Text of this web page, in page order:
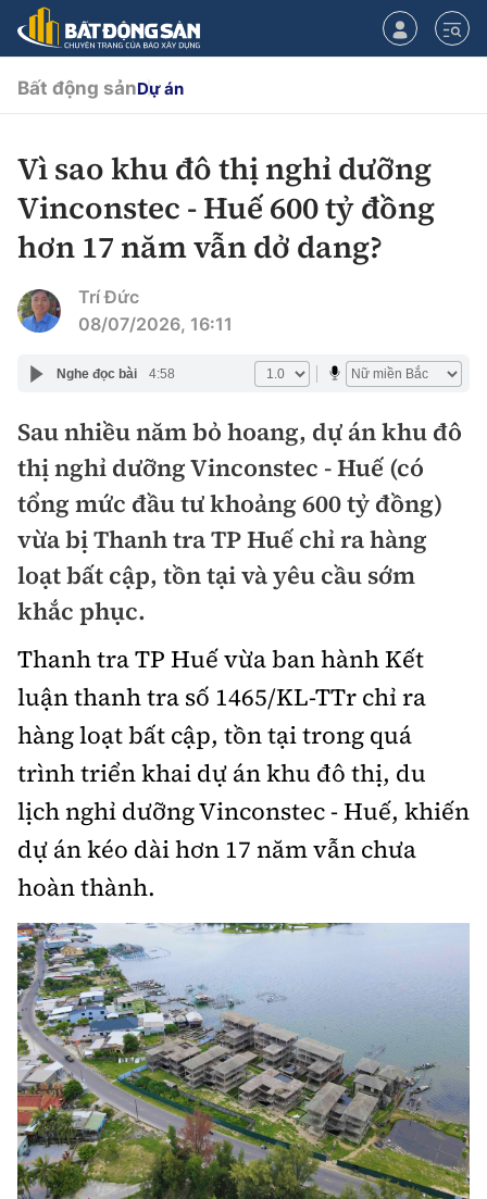
CHUYÊN MỤC
Chính sách
Quy hoạch hạ tầng
Nhà đầu tư
Doanh nghiệp
Doanh nhân
Thị trường
Điểm tin
Mua bán
Dự án
Chung cư
Đất nền
Nhà ở xã hội
Góc cư dân
Nội thất - ngoại thất
Xu hướng tiêu dùng
Nhà đẹp
Kiến trúc phong thủy
Tư vấn
Video
Multimedia
Emagazine
Photo
Infographic
Sách Vận tải
Cơ quan chủ quản: Bộ Xây dựng
Số 2 Nguyễn Công Hoan, phường Giảng Võ, Hà Nội.
Bất động sảnDự án
Vì sao khu đô thị nghỉ dưỡng
Vinconstec - Huế 600 tỷ đồng
hơn 17 năm vẫn dở dang?
Trí Đức
08/07/2026, 16:11
Nghe đọc bài 4:58
Sau nhiều năm bỏ hoang, dự án khu đô
thị nghỉ dưỡng Vinconstec - Huế (có
tổng mức đầu tư khoảng 600 tỷ đồng)
vừa bị Thanh tra TP Huế chỉ ra hàng
loạt bất cập, tồn tại và yêu cầu sớm
khắc phục.
Thanh tra TP Huế vừa ban hành Kết
luận thanh tra số 1465/KL-TTr chỉ ra
hàng loạt bất cập, tồn tại trong quá
trình triển khai dự án khu đô thị, du
lịch nghỉ dưỡng Vinconstec - Huế, khiến
dự án kéo dài hơn 17 năm vẫn chưa
hoàn thành.